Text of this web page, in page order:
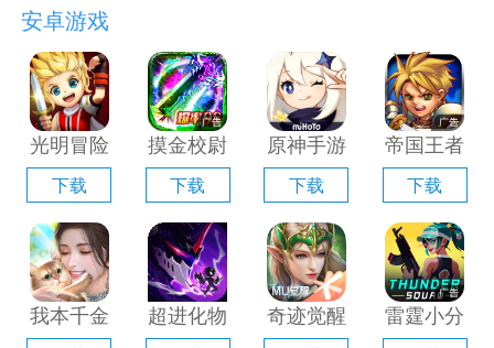
模拟器」
安卓游戏
光明冒险
电脑版
「含模拟
器」
下载
摸金校尉
之伏魔殿
电脑版
「含模拟
器」
下载
原神手游
电脑版
「含模拟
器」
下载
帝国王者
归来电脑
版「含模
拟器」
下载
我本千金
超进化物
奇迹觉醒
雷霆小分